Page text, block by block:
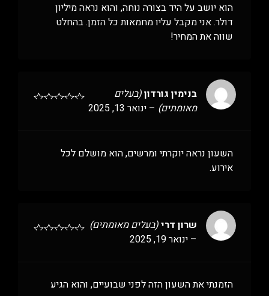
הוא יושב על היד בצורה נוחה, והוא נראה מיליון
דולר. אני מקבל עליו מחמאות כל הזמן. בהחלט
שווה את המחיר!
בנימין גורדון(בעלים
מאומתים) – ינואר 13, 2025
השעון נראה יוקרתי ומרשים, הוא מושלם לכל
אירוע.
שרון דרי(בעלים מאומתים)
– ינואר 19, 2025
הזמנתי את השעון הזה לפני שבועיים, והוא הגיע